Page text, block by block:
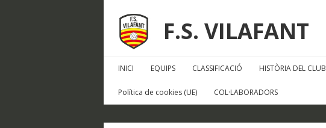
F.S. VILAFANT
INICI EQUIPS CLASSIFICACIÓ HISTÒRIA DEL CLUB
Política de cookies (UE) COL·LABORADORS